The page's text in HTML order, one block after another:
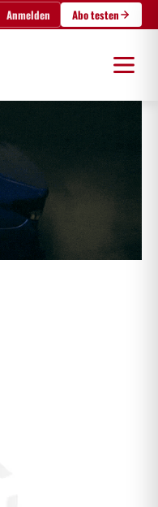
Anmelden Abo testen